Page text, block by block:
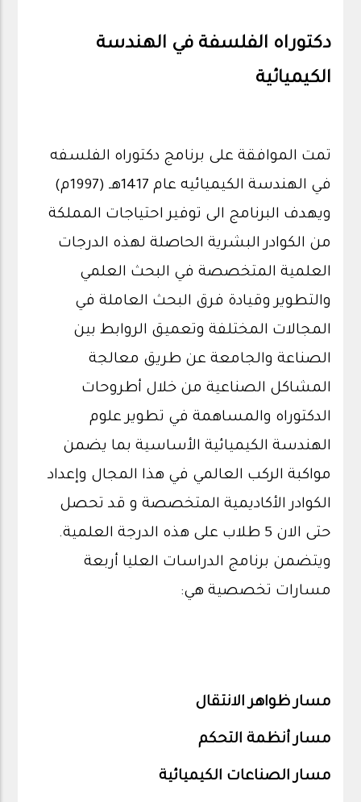
دكتوراه الفلسفة في الهندسة
الكيميائية
تمت الموافقة على برنامج دكتوراه الفلسفه
في الهندسة الكيميائيه عام 1417هـ (1997م)
ويهدف البرنامج الى توفير احتياجات المملكة
من الكوادر البشرية الحاصلة لهذه الدرجات
العلمية المتخصصة في البحث العلمي
والتطوير وقيادة فرق البحث العاملة في
المجالات المختلفة وتعميق الروابط بين
الصناعة والجامعة عن طريق معالجة
المشاكل الصناعية من خلال أطروحات
الدكتوراه والمساهمة في تطوير علوم
الهندسة الكيميائية الأساسية بما يضمن
مواكبة الركب العالمي في هذا المجال وإعداد
الكوادر الأكاديمية المتخصصة و قد تحصل
حتى الان 5 طلاب على هذه الدرجة العلمية.
ويتضمن برنامج الدراسات العليا أربعة
مسارات تخصصية هي:
مسار ظواهر الانتقال
مسار أنظمة التحكم
مسار الصناعات الكيميائية